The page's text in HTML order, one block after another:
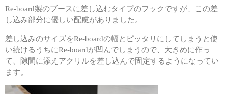
Re-board製のブースに差し込むタイプのフックですが、この差
し込み部分に優しい配慮がありました。
差し込みのサイズをRe-boardの幅とピッタリにしてしまうと使
い続けるうちにRe-boardが凹んでしまうので、大きめに作っ
て、隙間に添えアクリルを差し込んで固定するようになってい
ます。